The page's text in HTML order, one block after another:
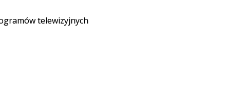
telewizyjnych